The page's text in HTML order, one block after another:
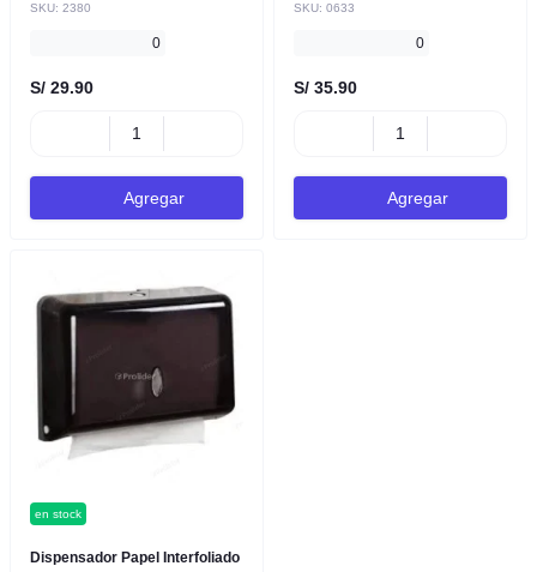
SKU: 2380
0
S/ 29.90
Agregar
SKU: 0633
0
S/ 35.90
Agregar
en stock
Dispensador Papel Interfoliado